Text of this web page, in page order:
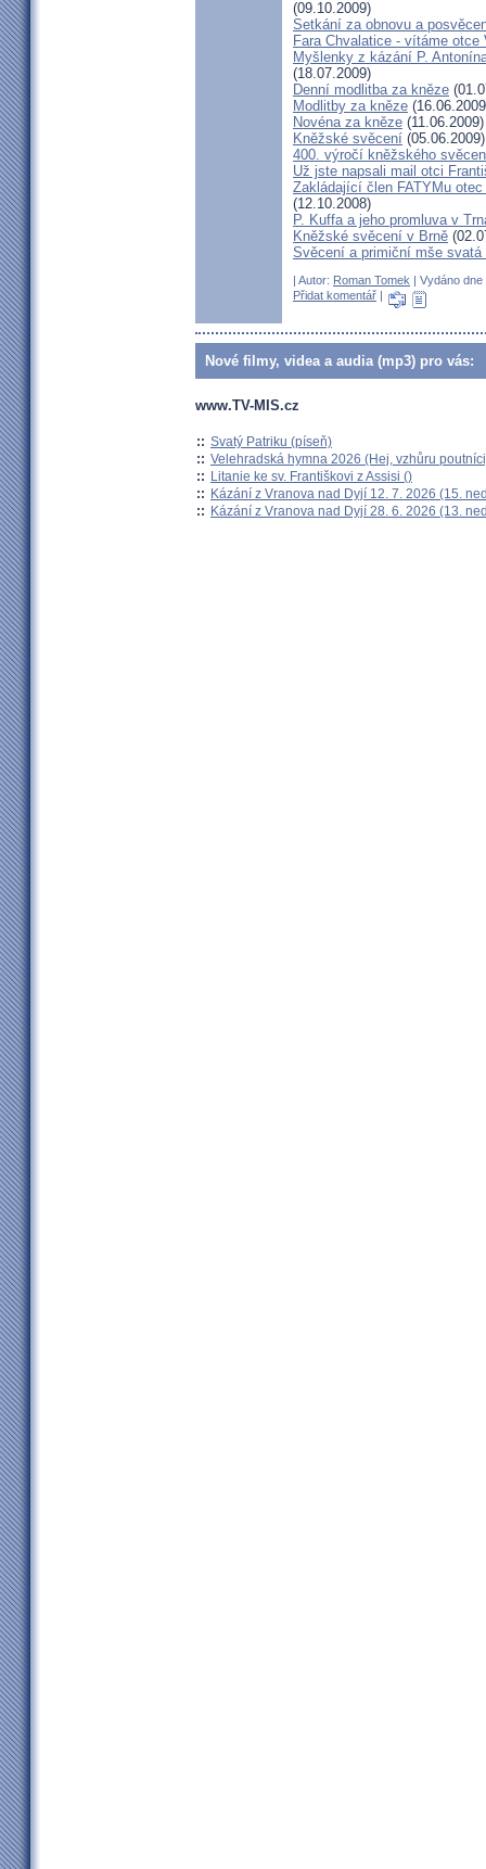
(09.10.2009)
Setkání za obnovu a
Fara Chvalatice - vítáme otce
Myšlenky z kázání P.
(18.07.2009)
Denní modlitba za kněze
Modlitby za kněze
Novéna za kněze (11.06.2009)
Kněžské svěcení (05.06.2009)
400. výročí kněžského
Už jste napsali mail otci
Zakládající člen FATYMu
(12.10.2008)
P. Kuffa a jeho promluva v
Kněžské svěcení v Brně
Svěcení a primiční mše
| Autor: Roman Tomek | Vydáno
Přidat komentář |
Nové filmy, videa a audia (mp3) pro vás:
www.TV-MIS.cz
:: Svatý Patriku (píseň)
:: Velehradská hymna 2026 (Hej, vzhůru
:: Litanie ke sv. Františkovi z Assisi ()
:: Kázání z Vranova nad Dyjí 12. 7. 2026 (15.
:: Kázání z Vranova nad Dyjí 28. 6. 2026 (13.